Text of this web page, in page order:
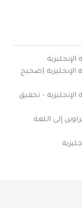
الإنجليزية (صحيح
الإنجليزية – تحقيق
إلى اللغة